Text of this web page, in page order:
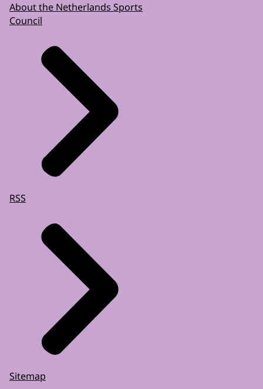
About the Netherlands Sports
Council
RSS
Sitemap